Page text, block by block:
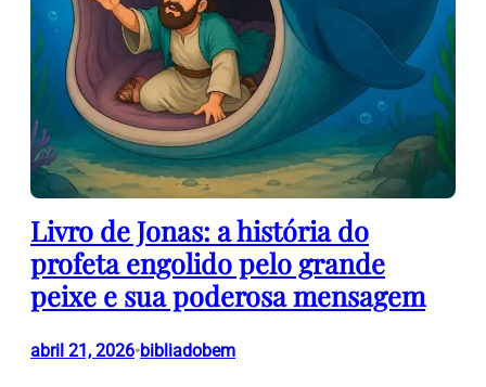
Livro de Jonas: a história do
profeta engolido pelo grande
peixe e sua poderosa mensagem
abril 21, 2026•bibliadobem